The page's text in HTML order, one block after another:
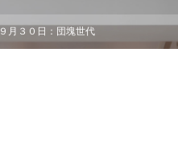
９月３０日：団塊世代